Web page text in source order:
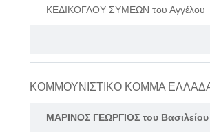
ΚΕΔΙΚΟΓΛΟΥ ΣΥΜΕΩΝ του Αγγέλου
ΚΟΜΜΟΥΝΙΣΤΙΚΟ ΚΟΜΜΑ
ΜΑΡΙΝΟΣ ΓΕΩΡΓΙΟΣ του Βασιλείου